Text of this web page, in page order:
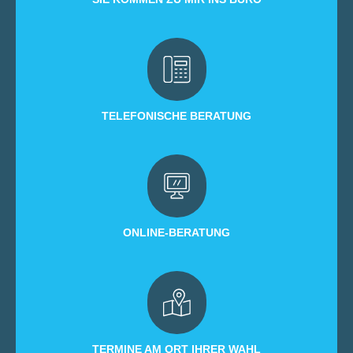
TELEFONISCHE BERATUNG
ONLINE-BERATUNG
TERMINE AM ORT IHRER WAHL